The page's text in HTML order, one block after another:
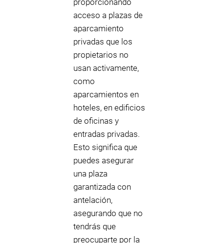
proporcionando
acceso a plazas de
aparcamiento
privadas que los
propietarios no
usan activamente,
como
aparcamientos en
hoteles, en edificios
de oficinas y
entradas privadas.
Esto significa que
puedes asegurar
una plaza
garantizada con
antelación,
asegurando que no
tendrás que
preocuparte por la